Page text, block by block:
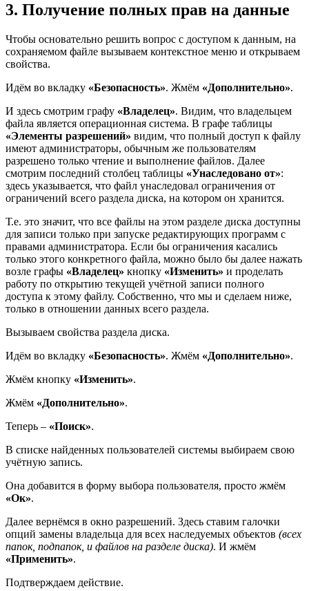
3. Получение полных прав на данные
Чтобы основательно решить вопрос с доступом к данным, на
сохраняемом файле вызываем контекстное меню и открываем
свойства.
Идём во вкладку «Безопасность». Жмём «Дополнительно».
И здесь смотрим графу «Владелец». Видим, что владельцем
файла является операционная система. В графе таблицы
«Элементы разрешений» видим, что полный доступ к файлу
имеют администраторы, обычным же пользователям
разрешено только чтение и выполнение файлов. Далее
смотрим последний столбец таблицы «Унаследовано от»:
здесь указывается, что файл унаследовал ограничения от
ограничений всего раздела диска, на котором он хранится.
Т.е. это значит, что все файлы на этом разделе диска доступны
для записи только при запуске редактирующих программ с
правами администратора. Если бы ограничения касались
только этого конкретного файла, можно было бы далее нажать
возле графы «Владелец» кнопку «Изменить» и проделать
работу по открытию текущей учётной записи полного
доступа к этому файлу. Собственно, что мы и сделаем ниже,
только в отношении данных всего раздела.
Вызываем свойства раздела диска.
Идём во вкладку «Безопасность». Жмём «Дополнительно».
Жмём кнопку «Изменить».
Жмём «Дополнительно».
Теперь – «Поиск».
В списке найденных пользователей системы выбираем свою
учётную запись.
Она добавится в форму выбора пользователя, просто жмём
«Ок».
Далее вернёмся в окно разрешений. Здесь ставим галочки
опций замены владельца для всех наследуемых объектов (всех
папок, подпапок, и файлов на разделе диска). И жмём
«Применить».
Подтверждаем действие.